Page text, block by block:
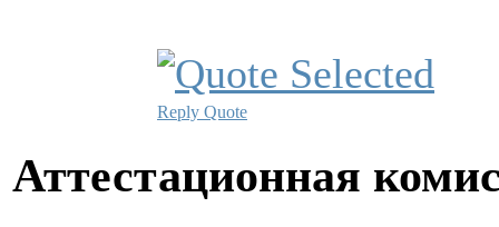
Reply Quote
Аттестационная